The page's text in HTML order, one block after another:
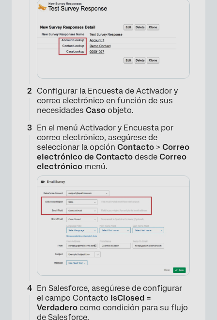
Configurar la Encuesta de Activador y
correo electrónico en función de sus
necesidades Caso objeto.
En el menú Activador y Encuesta por
correo electrónico, asegúrese de
seleccionar la opción Contacto > Correo
electrónico de Contacto desde Correo
electrónico menú.
En Salesforce, asegúrese de configurar
el campo Contacto IsClosed =
Verdadero como condición para su flujo
de Salesforce.